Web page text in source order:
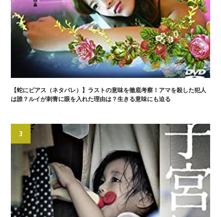
【蛇にピアス（ネタバレ）】ラストの意味を徹底考察！アマを殺した犯人
は誰？ルイが刺青に眼を入れた理由は？生きる意味にも迫る
3